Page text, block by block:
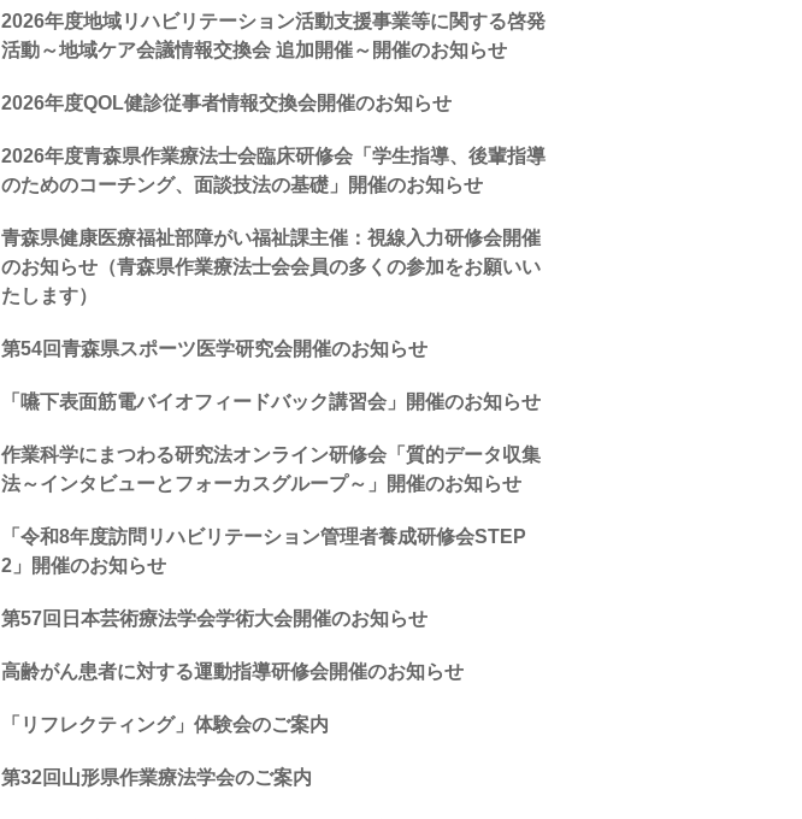
2026年度地域リハビリテーション活動支援事業等に関する啓発
活動～地域ケア会議情報交換会 追加開催～開催のお知らせ
2026年度QOL健診従事者情報交換会開催のお知らせ
2026年度青森県作業療法士会臨床研修会「学生指導、後輩指導
のためのコーチング、面談技法の基礎」開催のお知らせ
青森県健康医療福祉部障がい福祉課主催：視線入力研修会開催
のお知らせ（青森県作業療法士会会員の多くの参加をお願いい
たします）
第54回青森県スポーツ医学研究会開催のお知らせ
「嚥下表面筋電バイオフィードバック講習会」開催のお知らせ
作業科学にまつわる研究法オンライン研修会「質的データ収集
法～インタビューとフォーカスグループ～」開催のお知らせ
「令和8年度訪問リハビリテーション管理者養成研修会STEP
2」開催のお知らせ
第57回日本芸術療法学会学術大会開催のお知らせ
高齢がん患者に対する運動指導研修会開催のお知らせ
「リフレクティング」体験会のご案内
第32回山形県作業療法学会のご案内